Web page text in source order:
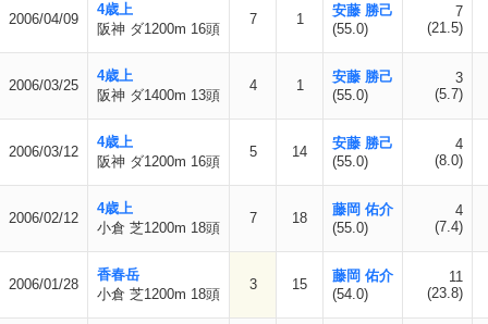
2006/04/09
4歳上
阪神 ダ1200m 16頭
7 1
安藤 勝己
(55.0)
7
(21.5)
2006/03/25
4歳上
阪神 ダ1400m 13頭
4 1
安藤 勝己
(55.0)
3
(5.7)
2006/03/12
4歳上
阪神 ダ1200m 16頭
5 14
安藤 勝己
(55.0)
4
(8.0)
2006/02/12
4歳上
小倉 芝1200m 18頭
7 18
藤岡 佑介
(55.0)
4
(7.4)
2006/01/28
香春岳
小倉 芝1200m 18頭
3 15
藤岡 佑介
(54.0)
11
(23.8)